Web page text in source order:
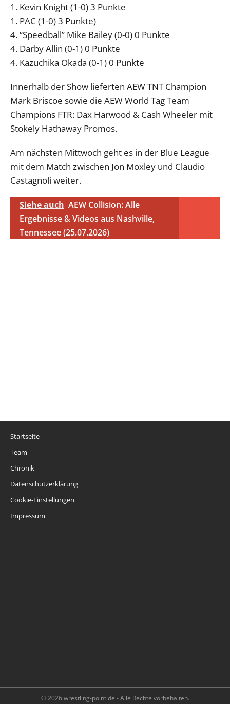
1. Kevin Knight (1-0) 3 Punkte
1. PAC (1-0) 3 Punkte)
4. “Speedball” Mike Bailey (0-0) 0 Punkte
4. Darby Allin (0-1) 0 Punkte
4. Kazuchika Okada (0-1) 0 Punkte
Innerhalb der Show lieferten AEW TNT Champion
Mark Briscoe sowie die AEW World Tag Team
Champions FTR: Dax Harwood & Cash Wheeler mit
Stokely Hathaway Promos.
Am nächsten Mittwoch geht es in der Blue League
mit dem Match zwischen Jon Moxley und Claudio
Castagnoli weiter.
Siehe auch AEW Collision: Alle
Ergebnisse & Videos aus Nashville,
Tennessee (25.07.2026)
Startseite
Team
Chronik
Datenschutzerklärung
Cookie-Einstellungen
Impressum
© 2026 wrestling-point.de - Alle Rechte vorbehalten.